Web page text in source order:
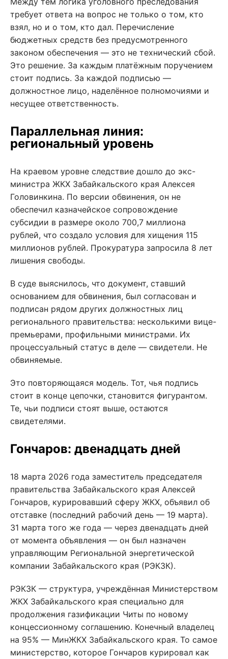
требует ответа на вопрос не только о том, кто
взял, но и о том, кто дал. Перечисление
бюджетных средств без предусмотренного
законом обеспечения — это не технический сбой.
Это решение. За каждым платёжным поручением
стоит подпись. За каждой подписью —
должностное лицо, наделённое полномочиями и
несущее ответственность.
Параллельная линия:
региональный уровень
На краевом уровне следствие дошло до экс-
министра ЖКХ Забайкальского края Алексея
Головинкина. По версии обвинения, он не
обеспечил казначейское сопровождение
субсидии в размере около 700,7 миллиона
рублей, что создало условия для хищения 115
миллионов рублей. Прокуратура запросила 8 лет
лишения свободы.
В суде выяснилось, что документ, ставший
основанием для обвинения, был согласован и
подписан рядом других должностных лиц
регионального правительства: несколькими вице-
премьерами, профильными министрами. Их
процессуальный статус в деле — свидетели. Не
обвиняемые.
Это повторяющаяся модель. Тот, чья подпись
стоит в конце цепочки, становится фигурантом.
Те, чьи подписи стоят выше, остаются
свидетелями.
Гончаров: двенадцать дней
18 марта 2026 года заместитель председателя
правительства Забайкальского края Алексей
Гончаров, курировавший сферу ЖКХ, объявил об
отставке (последний рабочий день — 19 марта).
31 марта того же года — через двенадцать дней
от момента объявления — он был назначен
управляющим Региональной энергетической
компании Забайкальского края (РЭКЗК).
РЭКЗК — структура, учреждённая Министерством
ЖКХ Забайкальского края специально для
продолжения газификации Читы по новому
концессионному соглашению. Конечный владелец
на 95% — МинЖКХ Забайкальского края. То самое
министерство, которое Гончаров курировал как